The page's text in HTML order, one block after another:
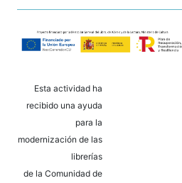
Esta actividad ha
recibido una ayuda
para la
modernización de las
librerías
de la Comunidad de